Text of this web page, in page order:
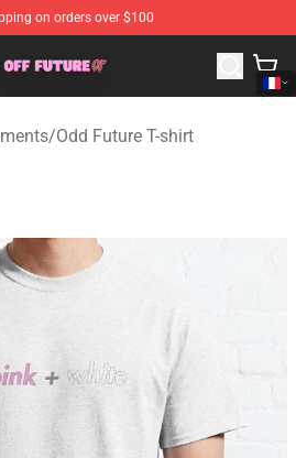
on orders over $100
Odd Future Merchandise Shop
/Odd Future T-shirt